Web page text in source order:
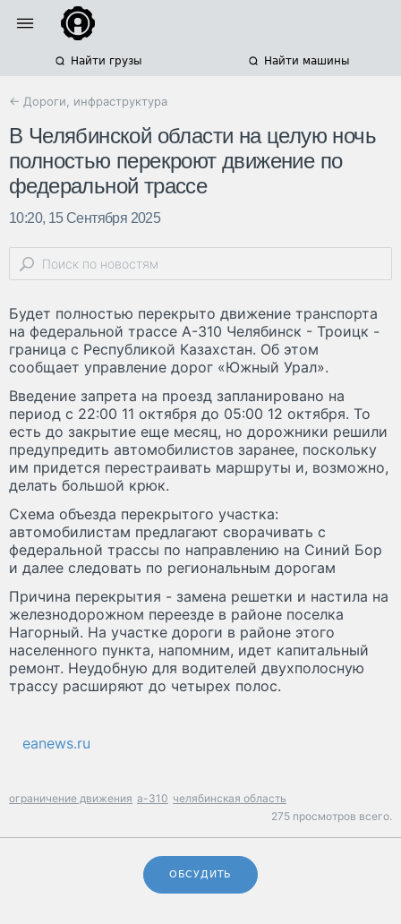
Найти грузы Найти машины
← Дороги, инфраструктура
В Челябинской области на целую ночь
полностью перекроют движение по
федеральной трассе
10:20, 15 Сентября 2025
Будет полностью перекрыто движение транспорта
на федеральной трассе А-310 Челябинск - Троицк -
граница с Республикой Казахстан. Об этом
сообщает управление дорог «Южный Урал».
Введение запрета на проезд запланировано на
период с 22:00 11 октября до 05:00 12 октября. То
есть до закрытие еще месяц, но дорожники решили
предупредить автомобилистов заранее, поскольку
им придется перестраивать маршруты и, возможно,
делать большой крюк.
Схема объезда перекрытого участка:
автомобилистам предлагают сворачивать с
федеральной трассы по направлению на Синий Бор
и далее следовать по региональным дорогам
Причина перекрытия - замена решетки и настила на
железнодорожном переезде в районе поселка
Нагорный. На участке дороги в районе этого
населенного пункта, напомним, идет капитальный
ремонт. Неудобную для водителей двухполосную
трассу расширяют до четырех полос.
eanews.ru
ограничение движения а-310 челябинская область
275 просмотров всего.
ОБСУДИТЬ